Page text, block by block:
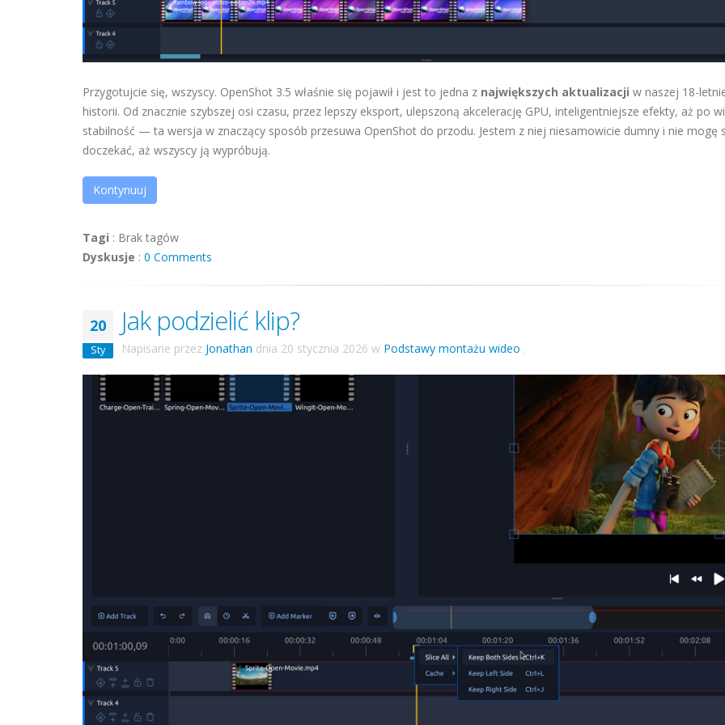
Przygotujcie się, wszyscy. OpenShot 3.5 właśnie się pojawił i jest to jedna z największych aktualizacji w naszej 18-
historii. Od znacznie szybszej osi czasu, przez lepszy eksport, ulepszoną akcelerację GPU, inteligentniejsze efekty, aż po
stabilność — ta wersja w znaczący sposób przesuwa OpenShot do przodu. Jestem z niej niesamowicie dumny i nie mogę
doczekać, aż wszyscy ją wypróbują.
Kontynuuj
Tagi : Brak tagów
Dyskusje : 0 Comments
20
Sty
Jak podzielić klip?
Napisane przez Jonathan dnia 20 stycznia 2026 w Podstawy montażu wideo .